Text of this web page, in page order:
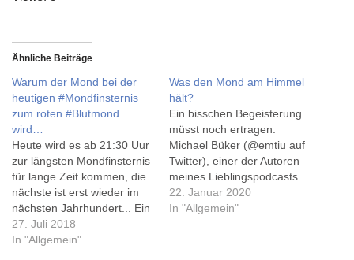
Ähnliche Beiträge
Warum der Mond bei der
heutigen #Mondfinsternis
zum roten #Blutmond
wird…
Heute wird es ab 21:30 Uur
zur längsten Mondfinsternis
für lange Zeit kommen, die
nächste ist erst wieder im
nächsten Jahrhundert... Ein
prima Bericht inklusive
Video dazu gibt es auf
27. Juli 2018
In "Allgemein"
Was den Mond am Himmel
hält?
Ein bisschen Begeisterung
müsst noch ertragen:
Michael Büker (@emtiu auf
Twitter), einer der Autoren
meines Lieblingspodcasts
'Sag mal, Du als Physiker'
(mehr dazu hier) hat mit
22. Januar 2020
In "Allgemein"